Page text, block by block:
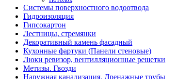
Системы поверхностного водоотвода
Гидроизоляция
Гипсокартон
Лестницы, стремянки
Декоративный камень фасадный
Кухонные фартуки (Панели стеновые)
Люки ревизор, вентилляционные решетки
Метизы. Гвозди
Наружная канализация. Дренажные трубы